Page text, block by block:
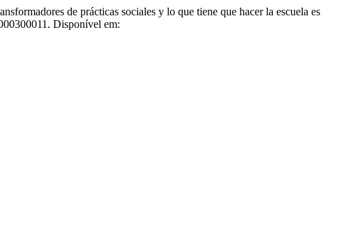
de prácticas sociales y lo que tiene que hacer la escuela es
Disponível em: